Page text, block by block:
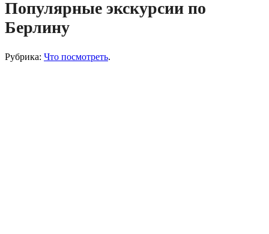
Популярные экскурсии по
Берлину
Рубрика: Что посмотреть.